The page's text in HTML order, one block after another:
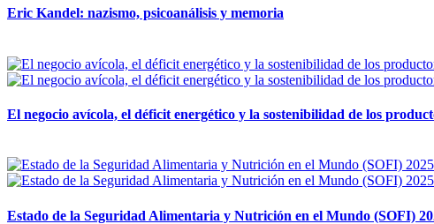
Eric Kandel: nazismo, psicoanálisis y memoria
El negocio avícola, el déficit energético y la sostenibilidad de los
Estado de la Seguridad Alimentaria y Nutrición en el Mundo (SOFI)